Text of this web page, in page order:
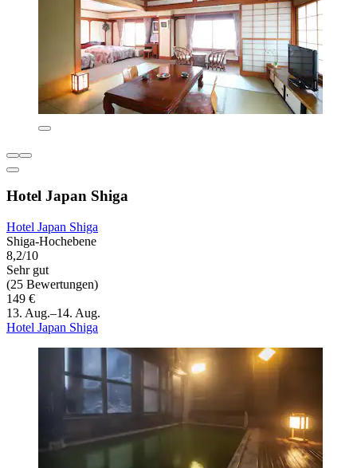
Hotel Japan Shiga
Hotel Japan Shiga
Shiga-Hochebene
8,2/10
Sehr gut
(25 Bewertungen)
149 €
13. Aug.–14. Aug.
Hotel Japan Shiga